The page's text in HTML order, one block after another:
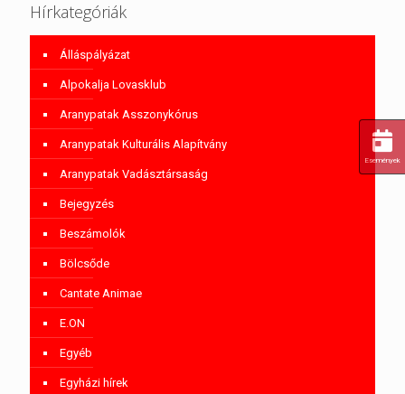
Hírkategóriák
Álláspályázat
Alpokalja Lovasklub
Aranypatak Asszonykórus
Aranypatak Kulturális Alapítvány
Aranypatak Vadásztársaság
Bejegyzés
Beszámolók
Bölcsőde
Cantate Animae
E.ON
Egyéb
Egyházi hírek
Események